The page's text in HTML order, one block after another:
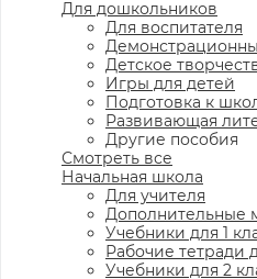
Для дошкольников
Для воспитателя
Детское
Игры для детей
Подготовка к
Развивающая
Другие пособия
Смотреть все
Начальная школа
Для учителя
Дополнительные
Учебники для 1
Рабочие тетради
Учебники для 2